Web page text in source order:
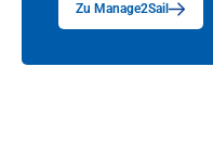
Zu Manage2Sail